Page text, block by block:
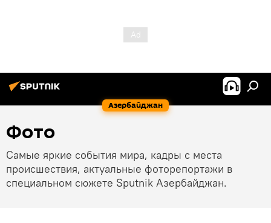
Азербайджан
Фото
Самые яркие события мира, кадры с места
происшествия, актуальные фоторепортажи в
специальном сюжете Sputnik Азербайджан.